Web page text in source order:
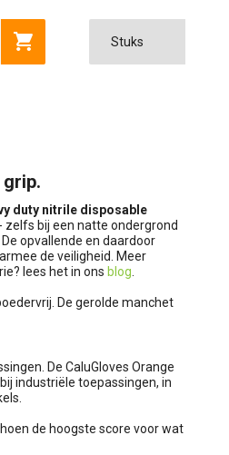
Toevoegen aan winkelwagen
1 DISPENSER
duty nitrile disposable
zelfs bij een natte ondergrond
opvallende en daardoor
de veiligheid. Meer
lees het in ons blog
De gerolde manchet
De CaluGloves Orange
industriële toepassingen, in
de hoogste score voor wat